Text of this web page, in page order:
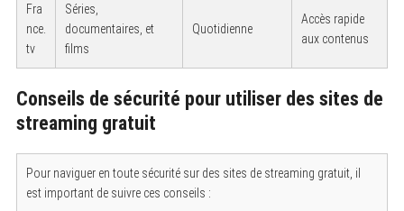
Fra
nce.
tv
Séries,
documentaires, et
films
Quotidienne
Accès rapide
aux contenus
Conseils de sécurité pour utiliser des sites de
streaming gratuit
Pour naviguer en toute sécurité sur des sites de streaming gratuit, il
est important de suivre ces conseils :